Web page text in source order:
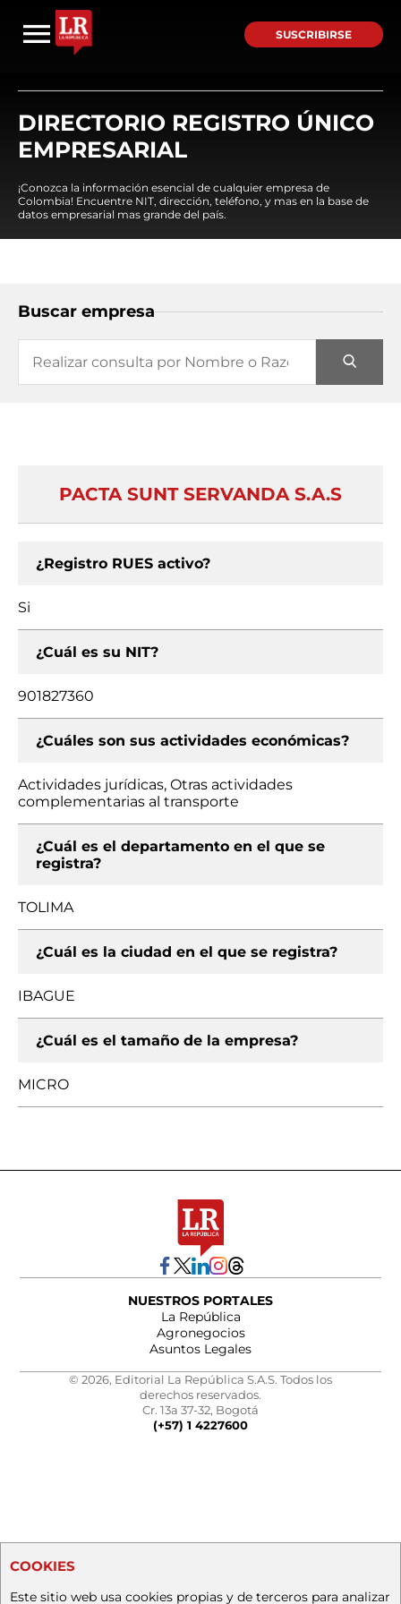
SUSCRIBIRSE
DIRECTORIO REGISTRO ÚNICO
EMPRESARIAL
¡Conozca la información esencial de cualquier empresa de
Colombia! Encuentre NIT, dirección, teléfono, y mas en la base de
datos empresarial mas grande del país.
Buscar empresa
PACTA SUNT SERVANDA S.A.S
¿Registro RUES activo?
Si
¿Cuál es su NIT?
901827360
¿Cuáles son sus actividades económicas?
Actividades jurídicas, Otras actividades
complementarias al transporte
¿Cuál es el departamento en el que se
registra?
TOLIMA
¿Cuál es la ciudad en el que se registra?
IBAGUE
¿Cuál es el tamaño de la empresa?
MICRO
NUESTROS PORTALES
La República
Agronegocios
Asuntos Legales
© 2026, Editorial La República S.A.S. Todos los
derechos reservados.
Cr. 13a 37-32, Bogotá
(+57) 1 4227600
COOKIES
Este sitio web usa cookies propias y de terceros para analizar